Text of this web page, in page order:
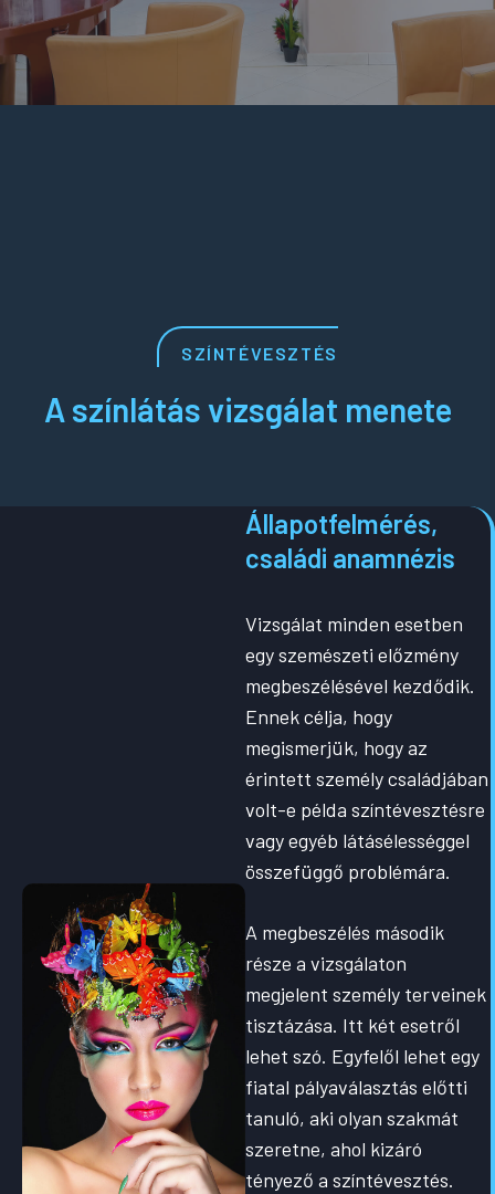
SZÍNTÉVESZTÉS
A színlátás vizsgálat menete
Állapotfelmérés,
családi anamnézis
Vizsgálat minden esetben
egy szemészeti előzmény
megbeszélésével kezdődik.
Ennek célja, hogy
megismerjük, hogy az
érintett személy családjában
volt-e példa színtévesztésre
vagy egyéb látásélességgel
összefüggő problémára.
A megbeszélés második
része a vizsgálaton
megjelent személy terveinek
tisztázása. Itt két esetről
lehet szó. Egyfelől lehet egy
fiatal pályaválasztás előtti
tanuló, aki olyan szakmát
szeretne, ahol kizáró
tényező a színtévesztés.